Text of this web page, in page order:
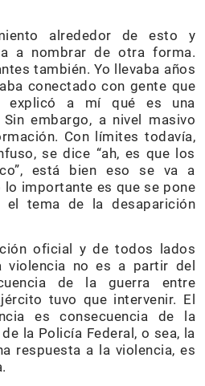
alrededor de esto y
a nombrar de otra forma.
también. Yo llevaba años
conectado con gente que
explicó a mí qué es una
embargo, a nivel masivo
Con límites todavía,
se dice “ah, es que los
está bien eso se va a
importante es que se pone
el tema de la desaparición
oficial y de todos lados
violencia no es a partir del
de la guerra entre
tuvo que intervenir. El
es consecuencia de la
la Policía Federal, o sea, la
respuesta a la violencia, es